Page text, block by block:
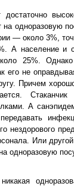
на одноразовую
— около 3%,
А население и
25%.
его не
Причем
А
нездорового
Или
одноразовую